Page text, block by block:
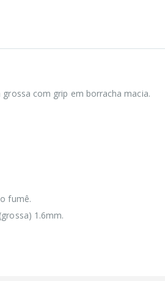
com grip em borracha macia.
fumê.
1.6mm.